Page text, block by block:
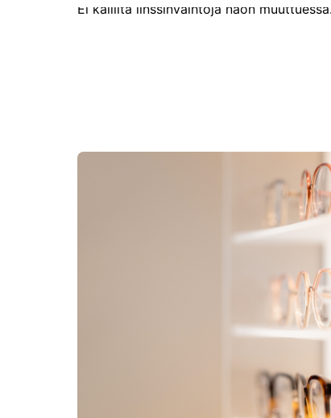
Ei kalliita linssinvaihtoja näön muuttuessa.